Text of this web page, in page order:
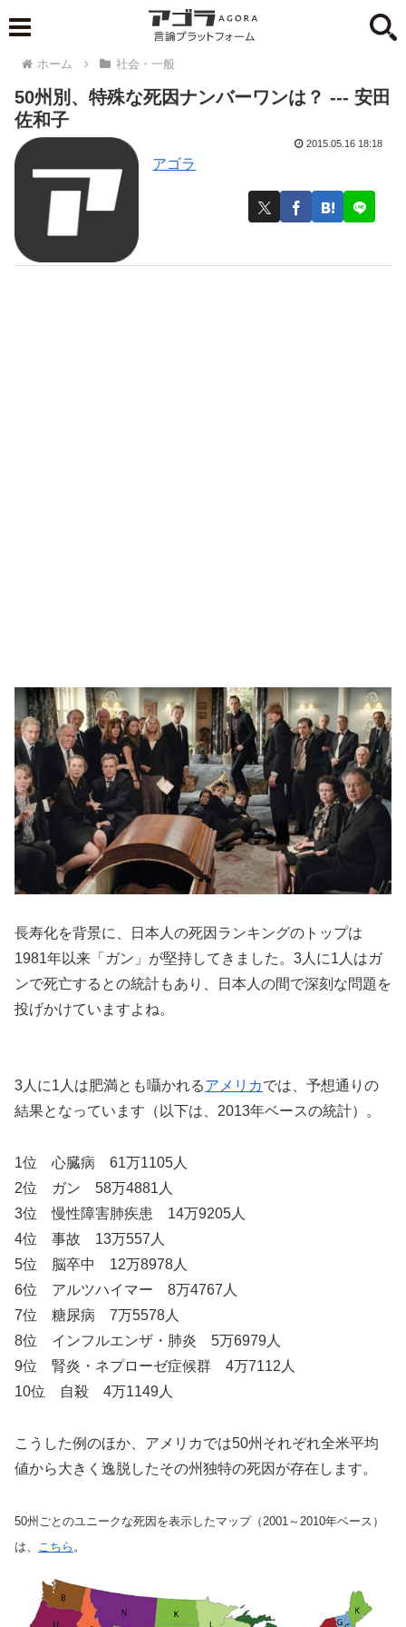
ホーム 社会・一般
50州別、特殊な死因ナンバーワンは？ --- 安田
佐和子
アゴラ
2015.05.16 18:18
長寿化を背景に、日本人の死因ランキングのトップは
1981年以来「ガン」が堅持してきました。3人に1人はガ
ンで死亡するとの統計もあり、日本人の間で深刻な問題を
投げかけていますよね。
3人に1人は肥満とも囁かれるアメリカでは、予想通りの
結果となっています（以下は、2013年ベースの統計）。
1位 心臓病 61万1105人
2位 ガン 58万4881人
3位 慢性障害肺疾患 14万9205人
4位 事故 13万557人
5位 脳卒中 12万8978人
6位 アルツハイマー 8万4767人
7位 糖尿病 7万5578人
8位 インフルエンザ・肺炎 5万6979人
9位 腎炎・ネプローゼ症候群 4万7112人
10位 自殺 4万1149人
こうした例のほか、アメリカでは50州それぞれ全米平均
値から大きく逸脱したその州独特の死因が存在します。
50州ごとのユニークな死因を表示したマップ（2001～2010年ベース）
は、
こちら 。